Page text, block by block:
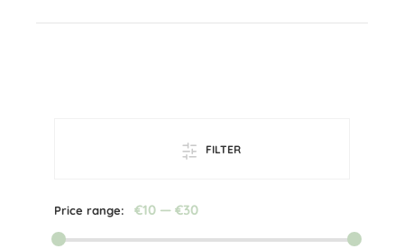
FILTER
Price range: €10 — €30